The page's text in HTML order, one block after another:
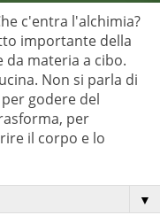
c'entra l'alchimia?
importante della
da materia a cibo.
Non si parla di
godere del
per
il corpo e lo
▼